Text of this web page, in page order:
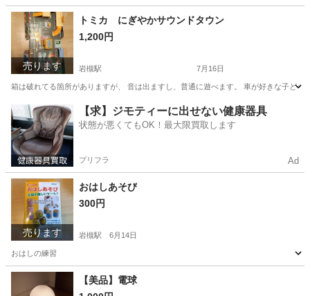
埼玉 さいたま市 岩槻駅 キッズ用品 キッズヘルメット
売ります
トミカ にぎやかサウンドタウン
1,200円
岩槻駅 7月16日
箱は破れてる箇所がありますが、 音は出ますし、普通に遊べます。 車が好きな子ども
埼玉 さいたま市 岩槻駅 おもちゃ 子ども
【求】ジモティーに出せない健康器具
状態が悪くてもOK！最大限買取します
プリフラ Ad
売ります
おはしあそび
300円
岩槻駅 6月14日
おはしの練習
埼玉 さいたま市 岩槻駅
【美品】電球